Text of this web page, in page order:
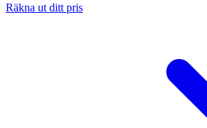
Räkna ut ditt pris